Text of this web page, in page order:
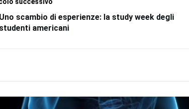
Uno scambio di esperienze: la study week degli
studenti americani